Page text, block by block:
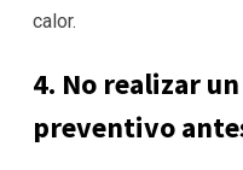
calor.
4. No realizar
preventivo